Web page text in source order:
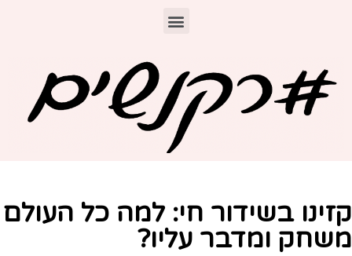
בשידור חי: למה כל העולם
ומדבר עליו?